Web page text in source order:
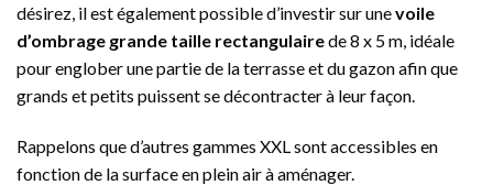
désirez, il est également possible d’investir sur unevoile
d’ombrage grande taille rectangulairede 8 x 5 m, idéale
pour englober une partie de la terrasse et du gazon afin que
grands et petits puissent se décontracter à leur façon.
Rappelons que d’autres gammes XXL sont accessibles en
fonction de la surface en plein air à aménager.